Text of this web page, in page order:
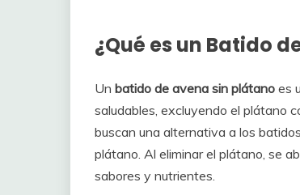
¿Qué es un Batido
Un batido de avena sin plátano es
saludables, excluyendo el plátano
buscan una alternativa a los
plátano. Al eliminar el plátano, se
sabores y nutrientes.